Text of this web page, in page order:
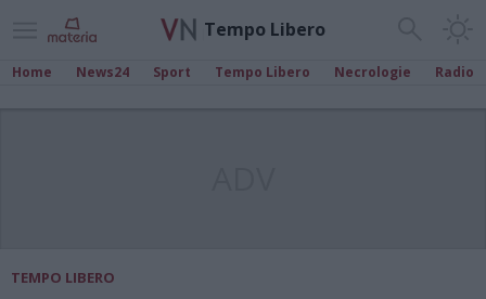
Tempo Libero
Home News24 Sport Tempo Libero Necrologie Radio
TEMPO LIBERO